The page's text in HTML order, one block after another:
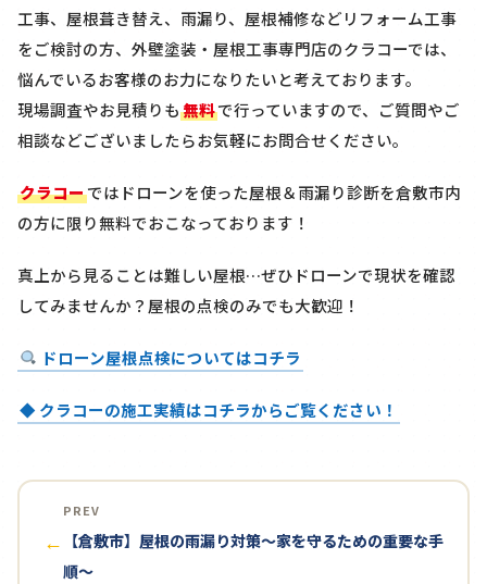
工事、屋根葺き替え、雨漏り、屋根補修などリフォーム工事
をご検討の方、外壁塗装・屋根工事専門店のクラコーでは、
悩んでいるお客様のお力になりたいと考えております。
現場調査やお見積りも無料で行っていますので、ご質問やご
相談などございましたらお気軽にお問合せください。
クラコーではドローンを使った屋根＆雨漏り診断を倉敷市内
の方に限り無料でおこなっております！
真上から見ることは難しい屋根…ぜひドローンで現状を確認
してみませんか？屋根の点検のみでも大歓迎！
ドローン屋根点検についてはコチラ
◆ クラコーの施工実績はコチラからご覧ください！
←
PREV
【倉敷市】屋根の雨漏り対策～家を守るための重要な手
順～